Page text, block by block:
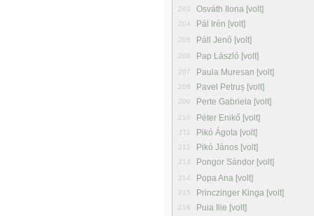
203 Osváth Ilona [volt]
204 Pál Irén [volt]
205 Páll Jenõ [volt]
206 Pap László [volt]
207 Paula Muresan [volt]
208 Pavel Petruș [volt]
209 Perte Gabriela [volt]
210 Péter Enikő [volt]
211 Pikó Ágota [volt]
212 Pikó János [volt]
213 Pongor Sándor [volt]
214 Popa Ana [volt]
215 Princzinger Kinga [volt]
216 Puia Ilie [volt]